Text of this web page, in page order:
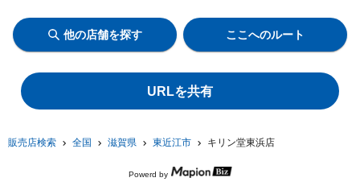
販売店検索 全国 滋賀県 東近江市 キリン堂東浜店
他の店舗を探す ここへのルート
URLを共有
Powerd by